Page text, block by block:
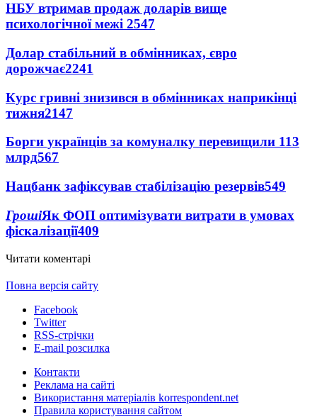
НБУ втримав продаж доларів вище
психологічної межі 2547
Долар стабільний в обмінниках, євро
дорожчає2241
Курс гривні знизився в обмінниках наприкінці
тижня2147
Борги українців за комуналку перевищили 113
млрд567
Нацбанк зафіксував стабілізацію резервів549
ГрошіЯк ФОП оптимізувати витрати в умовах
фіскалізації409
Читати коментарі
Повна версія сайту
Facebook
Twitter
RSS-стрічки
E-mail розсилка
Контакти
Реклама на сайті
Використання матеріалів korrespondent.net
Правила користування сайтом